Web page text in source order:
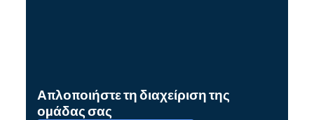
Απλοποιήστε τη διαχείριση της
ομάδας σας